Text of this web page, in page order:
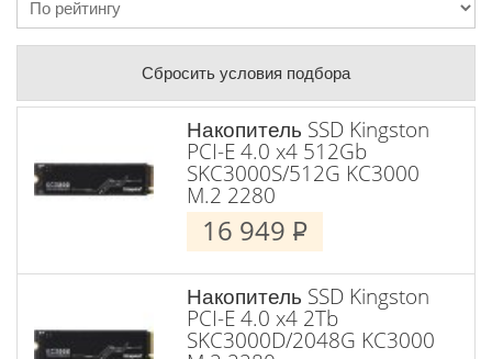
Сбросить условия подбора
Накопитель SSD Kingston
PCI-E 4.0 x4 512Gb
SKC3000S/512G KC3000
M.2 2280
16 949 P
Накопитель SSD Kingston
PCI-E 4.0 x4 2Tb
SKC3000D/2048G KC3000